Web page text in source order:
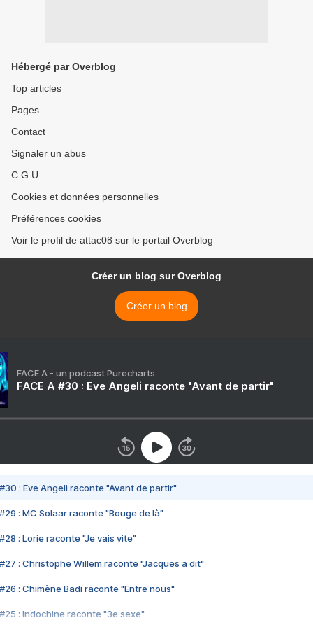
Hébergé par Overblog
Top articles
Pages
Contact
Signaler un abus
C.G.U.
Cookies et données personnelles
Préférences cookies
Voir le profil de attac08 sur le portail Overblog
Créer un blog sur Overblog
Créer un blog
FACE A - un podcast Purecharts
FACE A #30 : Eve Angeli raconte "Avant de partir"
#30 : Eve Angeli raconte "Avant de partir"
#29 : MC Solaar raconte "Bouge de là"
#28 : Lorie raconte "Je vais vite"
#27 : Christophe Willem raconte "Jacques a dit"
#26 : Chimène Badi raconte "Entre nous"
#25 : Indochine raconte "3e sexe"